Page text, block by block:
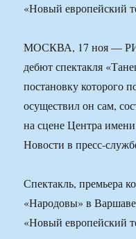
«Новый европейский
МОСКВА, 17 ноя —
дебют спектакля
постановку которого
осуществил он сам,
на сцене Центра
Новости в пресс-
Спектакль, премьера
«Народовы» в
«Новый европейский